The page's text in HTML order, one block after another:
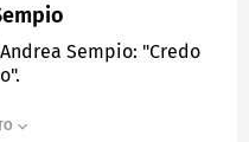
Sempio: "Credo